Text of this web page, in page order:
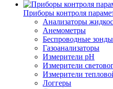
Приборы контроля
Анализаторы
Анемометры
Беспроводные
Газоанализаторы
Измерители pH
Измерители
Измерители
Логгеры